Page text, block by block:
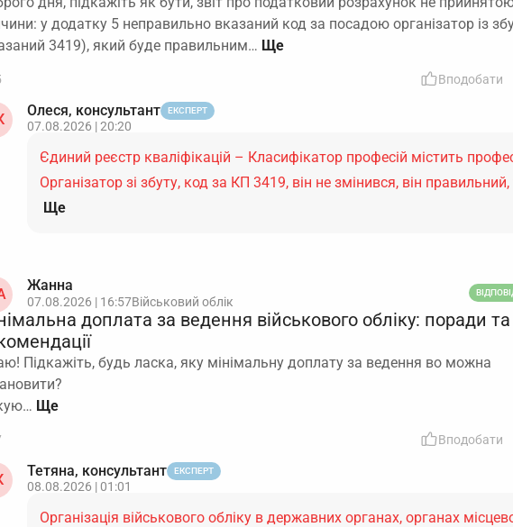
у додатку 5 неправильно вказаний код за посадою організатор із
3419), який буде правильним…
Вподобати
Олеся, консультант ЕКСПЕРТ
07.08.2026 | 20:20
Єдиний реєстр кваліфікацій – Класифікатор професій містить
Організатор зі збуту, код за КП 3419, він не змінився, він
Ще
Жанна
07.08.2026 | 16:57Військовий облік
доплата за ведення військового обліку: поради та
Підкажіть, будь ласка, яку мінімальну доплату за ведення во можна
Вподобати
Тетяна, консультант ЕКСПЕРТ
08.08.2026 | 01:01
Організація військового обліку в державних органах, органах